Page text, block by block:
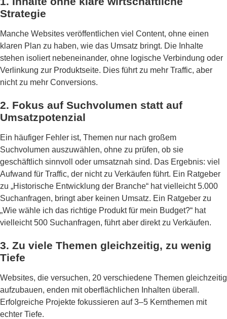
Strategie
Manche Websites veröffentlichen viel Content, ohne einen
klaren Plan zu haben, wie das Umsatz bringt. Die Inhalte
stehen isoliert nebeneinander, ohne logische Verbindung oder
Verlinkung zur Produktseite. Dies führt zu mehr Traffic, aber
nicht zu mehr Conversions.
2. Fokus auf Suchvolumen statt auf
Umsatzpotenzial
Ein häufiger Fehler ist, Themen nur nach großem
Suchvolumen auszuwählen, ohne zu prüfen, ob sie
geschäftlich sinnvoll oder umsatznah sind. Das Ergebnis: viel
Aufwand für Traffic, der nicht zu Verkäufen führt. Ein Ratgeber
zu „Historische Entwicklung der Branche“ hat vielleicht 5.000
Suchanfragen, bringt aber keinen Umsatz. Ein Ratgeber zu
„Wie wähle ich das richtige Produkt für mein Budget?“ hat
vielleicht 500 Suchanfragen, führt aber direkt zu Verkäufen.
3. Zu viele Themen gleichzeitig, zu wenig
Tiefe
Websites, die versuchen, 20 verschiedene Themen gleichzeitig
aufzubauen, enden mit oberflächlichen Inhalten überall.
Erfolgreiche Projekte fokussieren auf 3–5 Kernthemen mit
echter Tiefe.